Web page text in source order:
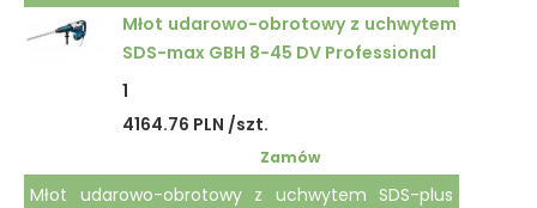
Młot udarowo-obrotowy z uchwytem
SDS-max GBH 8-45 DV Professional
1
4164.76 PLN /szt.
Zamów
Młot udarowo-obrotowy z uchwytem SDS-plus